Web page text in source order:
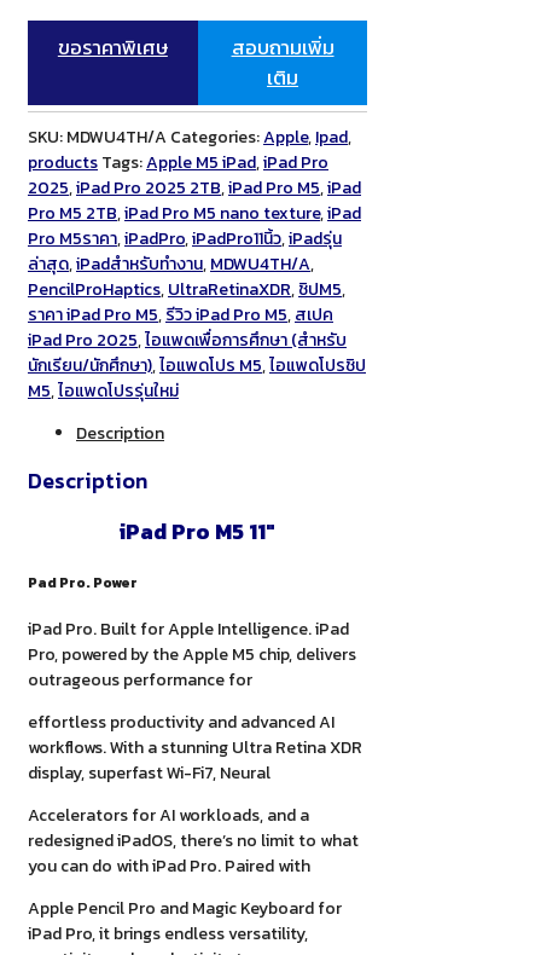
ขอราคาพิเศษ
สอบถามเพิ่ม
เติม
SKU:MDWU4TH/A Categories:Apple,Ipad,
productsTags:Apple M5 iPad,iPad Pro
2025,iPad Pro 2025 2TB,iPad Pro M5,iPad
Pro M5 2TB,iPad Pro M5 nano texture,iPad
Pro M5ราคา,iPadPro,iPadPro11นิ้ว,iPadรุ่น
ล่าสุด,iPadสำหรับทำงาน,MDWU4TH/A,
PencilProHaptics,UltraRetinaXDR,ชิปM5,
ราคา iPad Pro M5,รีวิว iPad Pro M5,สเปค
iPad Pro 2025,ไอแพดเพื่อการศึกษา (สำหรับ
นักเรียน/นักศึกษา),ไอแพดโปร M5,ไอแพดโปรชิป
M5,ไอแพดโปรรุ่นใหม่
Description
Description
iPad Pro M5 11″
Pad Pro. Power
iPad Pro. Built for Apple Intelligence. iPad
Pro, powered by the Apple M5 chip, delivers
outrageous performance for
effortless productivity and advanced AI
workflows. With a stunning Ultra Retina XDR
display, superfast Wi-Fi7, Neural
Accelerators for AI workloads, and a
redesigned iPadOS, there’s no limit to what
you can do with iPad Pro. Paired with
Apple Pencil Pro and Magic Keyboard for
iPad Pro, it brings endless versatility,